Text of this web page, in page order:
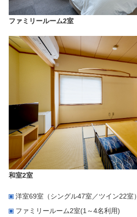
ファミリールーム2室
和室2室
洋室69室（シングル47室／ツイン22室）
ファミリールーム2室(1～4名利用)